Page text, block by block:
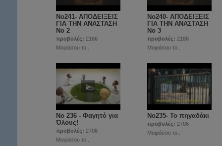
No241- ΑΠΟΔΕΙΞΕΙΣ
ΓΙΑ ΤΗΝ ΑΝΑΣΤΑΣΗ
Νο 2
προβολές: 2166
Μοιράσου το..
No240- ΑΠΟΔΕΙΞΕΙΣ
ΓΙΑ ΤΗΝ ΑΝΑΣΤΑΣΗ
Νο 3
προβολές: 2188
Μοιράσου το..
Νο 236 - Φαγητό για
Όλους!
προβολές: 2708
Μοιράσου το..
Nο235- Το πηγαδάκι
προβολές: 2706
Μοιράσου το..